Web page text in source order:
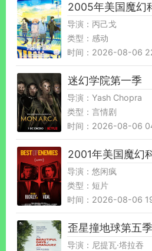
2005年美国魔幻
导演：丙己戈
类型：感动
时间：2026-08-06
迷幻学院第一季
导演：Yash Chopra
类型：言情剧
时间：2026-08-06
2001年美国魔幻
导演：悠闲疯
类型：短片
时间：2026-08-06
歪星撞地球第五季
导演：尼提瓦·塔拉吞